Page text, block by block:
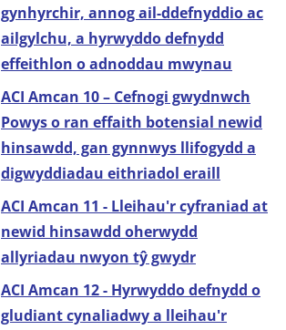
gynhyrchir, annog ail-ddefnyddio ac
ailgylchu, a hyrwyddo defnydd
effeithlon o adnoddau mwynau
ACI Amcan 10 – Cefnogi gwydnwch
Powys o ran effaith botensial newid
hinsawdd, gan gynnwys llifogydd a
digwyddiadau eithriadol eraill
ACI Amcan 11 - Lleihau'r cyfraniad at
newid hinsawdd oherwydd
allyriadau nwyon tŷ gwydr
ACI Amcan 12 - Hyrwyddo defnydd o
gludiant cynaliadwy a lleihau'r